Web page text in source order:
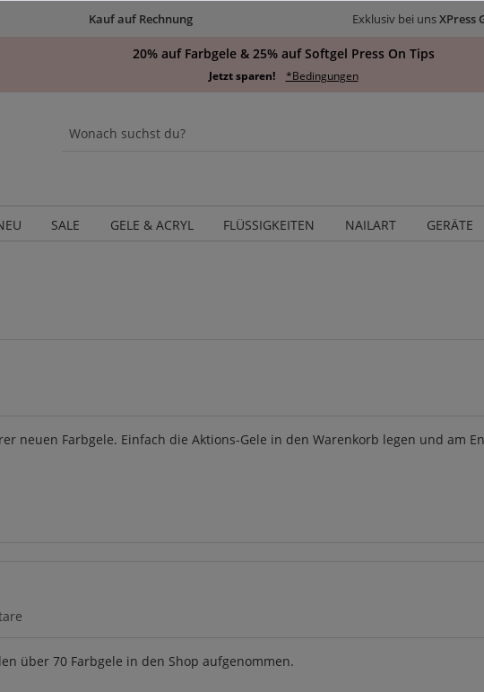
Kauf auf Rechnung Exklusiv bei unsXPress
20% auf Farbgele & 25% auf Softgel Press On Tips
Jetzt sparen! *Bedingungen
SALE GELE & ACRYL FLÜSSIGKEITEN NAILART GERÄTE
neuen Farbgele. Einfach die Aktions-Gele in den Warenkorb legen und am
über 70 Farbgele in den Shop aufgenommen.